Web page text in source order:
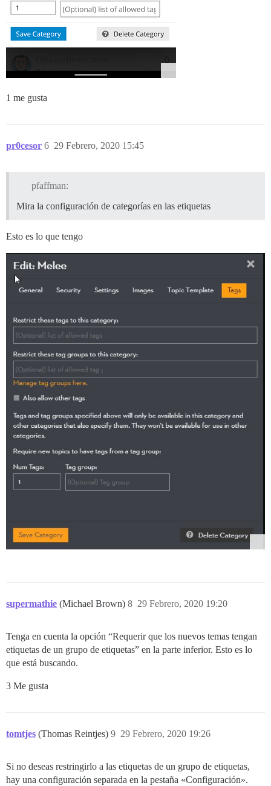
1 me gusta
pr0cesor 29 Febrero, 2020 15:45
6
pfaffman:
Mira la configuración de categorías en las etiquetas
Esto es lo que tengo
supermathie (Michael Brown) 29 Febrero, 2020 19:20
8
Tenga en cuenta la opción “Requerir que los nuevos temas tengan
etiquetas de un grupo de etiquetas” en la parte inferior. Esto es lo
que está buscando.
3 Me gusta
tomtjes (Thomas Reintjes) 29 Febrero, 2020 19:26
9
Si no deseas restringirlo a las etiquetas de un grupo de etiquetas,
hay una configuración separada en la pestaña «Configuración».